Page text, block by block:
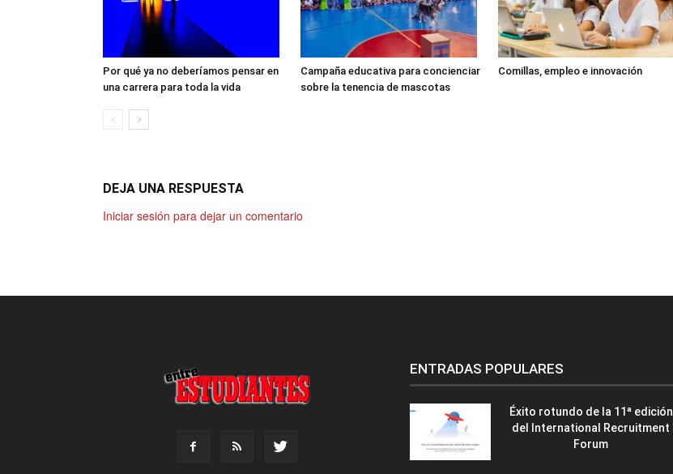
Por qué ya no deberíamos pensar en
una carrera para toda la vida
Campaña educativa para concienciar
sobre la tenencia de mascotas
Comillas, empleo e innovación
DEJA UNA RESPUESTA
Iniciar sesión para dejar un comentario
ENTRADAS POPULARES
Éxito rotundo de la 11ª edición
del International Recruitment
Forum